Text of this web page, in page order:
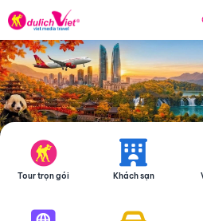
Tour trọn gói Khách sạn